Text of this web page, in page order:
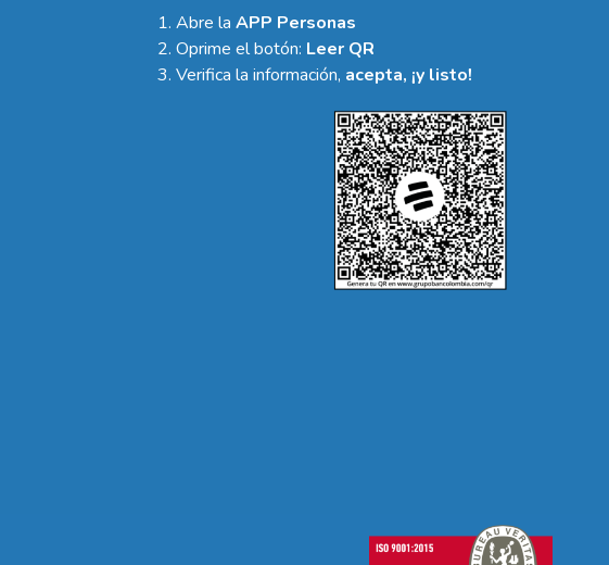
Abre la APP Personas
Oprime el botón: Leer QR
Verifica la información, acepta, ¡y listo!